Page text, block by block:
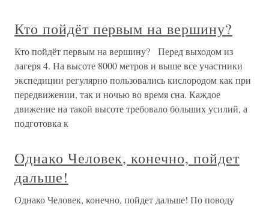
Кто пойдёт первым на вершину?
Кто пойдёт первым на вершину? Перед выходом из
лагеря 4. На высоте 8000 метров и выше все участники
экспедиции регулярно пользовались кислородом как при
передвижении, так и ночью во время сна. Каждое
движение на такой высоте требовало больших усилий, а
подготовка к
Однако Человек, конечно, пойдет
дальше!
Однако Человек, конечно, пойдет дальше! По поводу